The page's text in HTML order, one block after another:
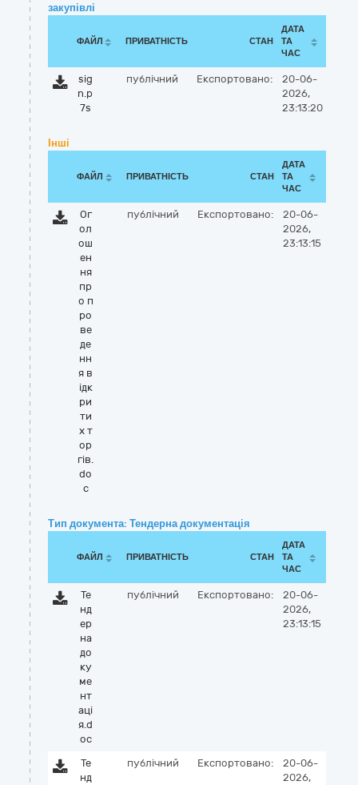
закупівлі
ФАЙЛ ПРИВАТНІСТЬ СТАН
ДАТА
ТА
ЧАС
sig
n.p
7s
публічний Експортовано:
20-06-
2026,
23:13:20
Інші
ФАЙЛ ПРИВАТНІСТЬ СТАН
ДАТА
ТА
ЧАС
Ог
ол
ош
ен
ня
пр
о п
ро
ве
де
нн
я в
ідк
ри
ти
х т
ор
гів.
do
c
публічний Експортовано:
20-06-
2026,
23:13:15
Тип документа: Тендерна документація
ФАЙЛ ПРИВАТНІСТЬ СТАН
ДАТА
ТА
ЧАС
Те
нд
ер
на
до
ку
ме
нт
аці
я.d
oc
публічний Експортовано:
20-06-
2026,
23:13:15
Те
нд
публічний Експортовано:
20-06-
2026,